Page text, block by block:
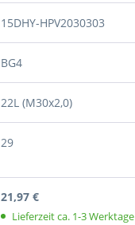
15DHY-HPV2030303
BG4
22L (M30x2,0)
29
21,97 €
Lieferzeit ca. 1-3 Werktage